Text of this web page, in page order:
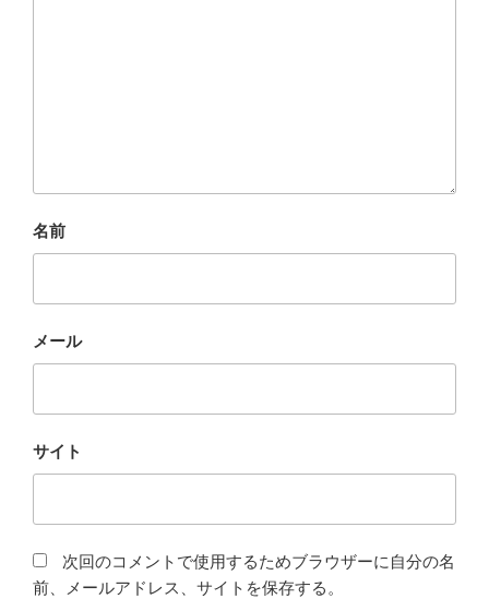
名前
メール
サイト
次回のコメントで使用するためブラウザーに自分の名
前、メールアドレス、サイトを保存する。